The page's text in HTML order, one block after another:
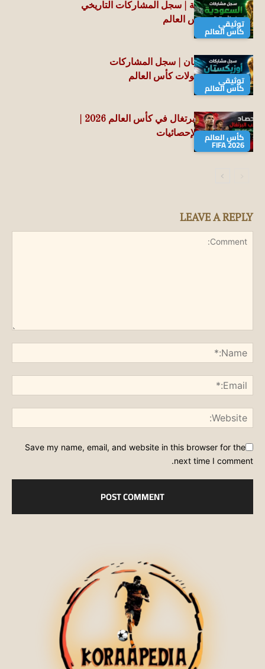
توثيقي
كأس العالم
منتخب السعودية | سجل المشاركات التاريخي
في بطولات كأس العالم
توثيقي
كأس العالم
منتخب أوزبكستان | سجل المشاركات
التاريخي في بطولات كأس العالم
كأس العالم
FIFA 2026
جميع الأرقام والإحصائيات
LEAVE A REPLY
Save my name, email, and website in this browser for the
next time I comment.